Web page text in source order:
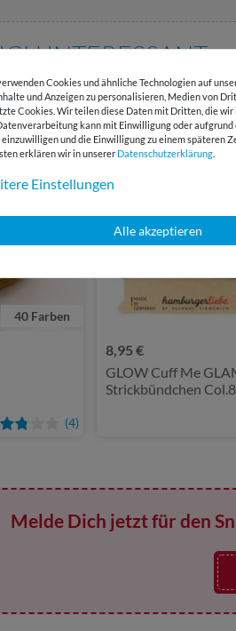
INTERESSANT
40 Farben
(4)
8,95 €
GLOW Cuff Me
Strickbündchen
Melde Dich jetzt für den
Cookies und ähnliche Technologien auf
und Anzeigen zu personalisieren, Medien von
Cookies. Wir teilen diese Daten mit Dritten, die wir
kann mit Einwilligung oder
und die Einwilligung zu einem späteren
erklären wir in unserer Daten­schutz­erklärung
Einstellungen
Alle akzeptieren